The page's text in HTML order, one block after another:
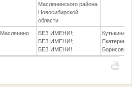
Маслянинского района
Новосибирской
области
Маслянино
БЕЗ ИМЕНИ!;
БЕЗ ИМЕНИ!;
БЕЗ ИМЕНИ!
Кутькина
Екатерина
Борисовна